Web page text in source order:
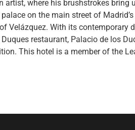
artist, where his brushstrokes
on the main street of
Velázquez. With its contemporary
restaurant, Palacio de los
This hotel is a member of the